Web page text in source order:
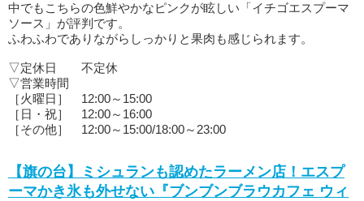
中でもこちらの色鮮やかなピンクが眩しい「イチゴエスプーマ
ソース」が評判です。
ふわふわでありながらしっかりと果肉も感じられます。
▽定休日 不定休
▽営業時間
［火曜日］ 12:00～15:00
［日・祝］ 12:00～16:00
［その他］ 12:00～15:00/18:00～23:00
【旗の台】ミシュランも認めたラーメン店！エスプ
ーマかき氷も外せない『ブンブンブラウカフェ ウィ